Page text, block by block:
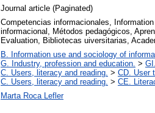
Journal article (Paginated)
Competencias informacionales,
informacional, Métodos pedagógicos,
Evaluation, Bibliotecas uiversitarias,
B. Information use and sociology of
G. Industry, profession and education. >
C. Users, literacy and reading. > CD. User
C. Users, literacy and reading. > CE.
Marta Roca Lefler